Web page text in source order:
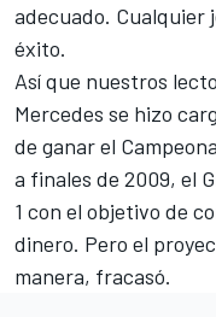
adecuado. Cualquier
éxito.
Así que nuestros
Mercedes se hizo
de ganar el
a finales de 2009, el
1 con el objetivo de
dinero. Pero el
manera, fracasó.